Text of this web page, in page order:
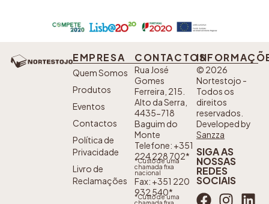
© 2026
Nortestojo -
Todos os
direitos
reservados.
Developed by
Sanzza
SIGA AS
NOSSAS
REDES
SOCIAIS
CONTACTOS
Rua José
Gomes
Ferreira, 215.
Alto da Serra,
4435-718
Baguim do
Monte
Telefone: +351
224 228 702*
*Custo de uma
chamada fixa
nacional
Fax: +351 220
932 540*
*Custo de uma
EMPRESA
Quem Somos
Produtos
Eventos
Contactos
Política de
Privacidade
Livro de
Reclamações